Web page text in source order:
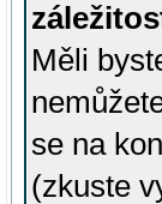
Měli
se na
(zkuste